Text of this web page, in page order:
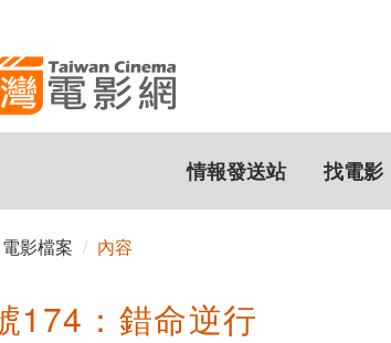
情報發送站 找電影
電影檔案 內容
174：錯命逆行